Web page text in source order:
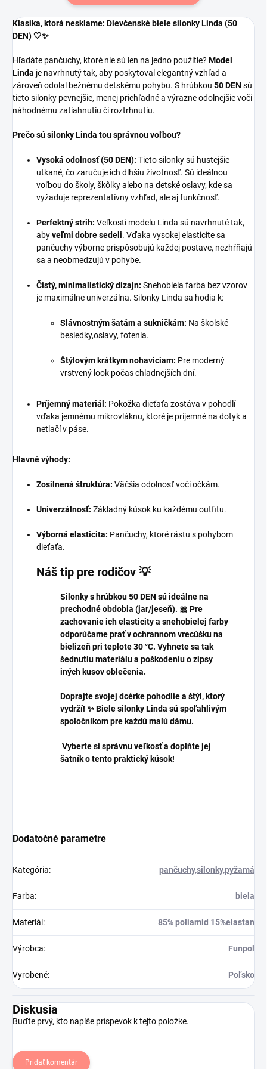
Klasika, ktorá nesklame: Dievčenské biele silonky Linda (50
DEN) 🤍✨
Hľadáte pančuchy, ktoré nie sú len na jedno použitie? Model
Linda je navrhnutý tak, aby poskytoval elegantný vzhľad a
zároveň odolal bežnému detskému pohybu. S hrúbkou 50 DEN sú
tieto silonky pevnejšie, menej priehľadné a výrazne odolnejšie voči
náhodnému zatiahnutiu či roztrhnutiu.
Prečo sú silonky Linda tou správnou voľbou?
Vysoká odolnosť (50 DEN): Tieto silonky sú hustejšie
utkané, čo zaručuje ich dlhšiu životnosť. Sú ideálnou
voľbou do školy, škôlky alebo na detské oslavy, kde sa
vyžaduje reprezentatívny vzhľad, ale aj funkčnosť.
Perfektný strih: Veľkosti modelu Linda sú navrhnuté tak,
abyveľmi dobre sedeli. Vďaka vysokej elasticite sa
pančuchy výborne prispôsobujú každej postave, nezhŕňajú
sa a neobmedzujú v pohybe.
Čistý, minimalistický dizajn: Snehobiela farba bez vzorov
je maximálne univerzálna. Silonky Linda sa hodia k:
Slávnostným šatám a sukničkám: Na školské
besiedky,oslavy, fotenia.
Štýlovým krátkym nohaviciam: Pre moderný
vrstvený look počas chladnejších dní.
Príjemný materiál: Pokožka dieťaťa zostáva v pohodlí
vďaka jemnému mikrovláknu, ktoré je príjemné na dotyk a
netlačí v páse.
Hlavné výhody:
Zosilnená štruktúra: Väčšia odolnosť voči očkám.
Univerzálnosť: Základný kúsok ku každému outfitu.
Výborná elasticita: Pančuchy, ktoré rástu s pohybom
dieťaťa.
Náš tip pre rodičov 💡
Silonky s hrúbkou 50 DEN sú ideálne na
prechodné obdobia (jar/jeseň). 🎀 Pre
zachovanie ich elasticity a snehobielej farby
odporúčame prať v ochrannom vrecúšku na
bielizeň pri teplote 30 °C. Vyhnete sa tak
šednutiu materiálu a poškodeniu o zipsy
iných kusov oblečenia.
Doprajte svojej dcérke pohodlie a štýl, ktorý
vydrží! ✨ Biele silonky Linda sú spoľahlivým
spoločníkom pre každú malú dámu.
Vyberte si správnu veľkosť a doplňte jej
šatník o tento praktický kúsok!
Dodatočné parametre
Kategória: pančuchy,silonky,pyžamá
Farba: biela
Materiál : 85% poliamid 15%elastan
Výrobca: Funpol
Vyrobené: Poľsko
Diskusia
Buďte prvý, kto napíše príspevok k tejto položke.
Pridať komentár